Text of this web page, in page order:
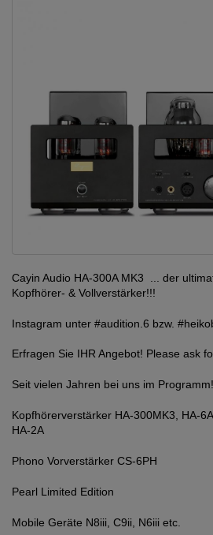
Cayin Audio HA-300A MK3 ... der
Kopfhörer- & Vollverstärker!!!
Instagram unter #audition.6 bzw.
Erfragen Sie IHR Angebot! Please ask
Seit vielen Jahren bei uns im Programm!
Kopfhörerverstärker HA-300MK3, HA-
HA-2A
Phono Vorverstärker CS-6PH
Pearl Limited Edition
Mobile Geräte N8iii, C9ii, N6iii etc.